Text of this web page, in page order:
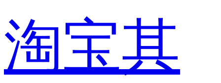
淘宝其